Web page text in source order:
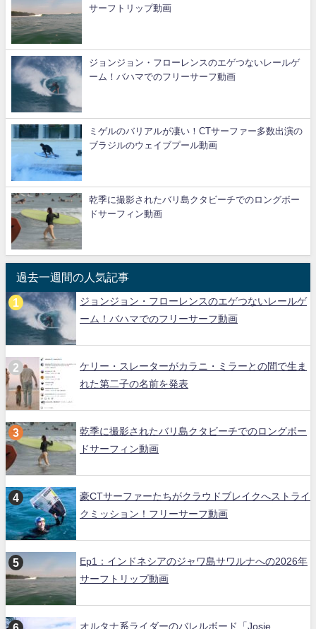
サーフトリップ動画
ジョンジョン・フローレンスのエゲつないレールゲ
ーム！バハマでのフリーサーフ動画
ミゲルのバリアルが凄い！CTサーファー多数出演の
ブラジルのウェイブプール動画
乾季に撮影されたバリ島クタビーチでのロングボー
ドサーフィン動画
過去一週間の人気記事
ジョンジョン・フローレンスのエゲつないレールゲ
ーム！バハマでのフリーサーフ動画
ケリー・スレーターがカラニ・ミラーとの間で生ま
れた第二子の名前を発表
乾季に撮影されたバリ島クタビーチでのロングボー
ドサーフィン動画
豪CTサーファーたちがクラウドブレイクへストライ
クミッション！フリーサーフ動画
Ep1：インドネシアのジャワ島サワルナへの2026年
サーフトリップ動画
オルタナ系ライダーのバレルボード「Josie